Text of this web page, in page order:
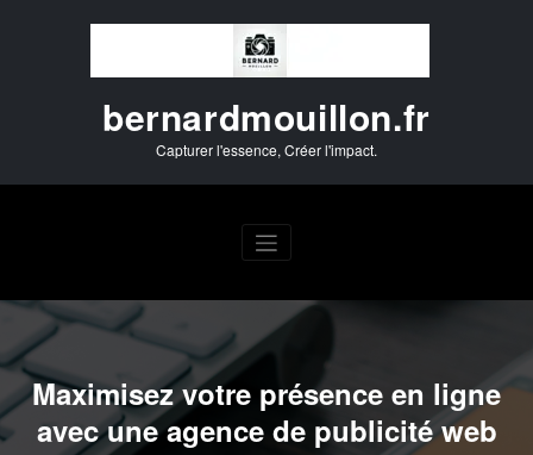
bernardmouillon.fr
Capturer l'essence, Créer l'impact.
Maximisez votre présence en ligne
avec une agence de publicité web